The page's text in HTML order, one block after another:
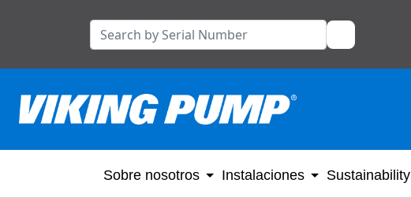
Sobre nosotros Instalaciones Sustainability